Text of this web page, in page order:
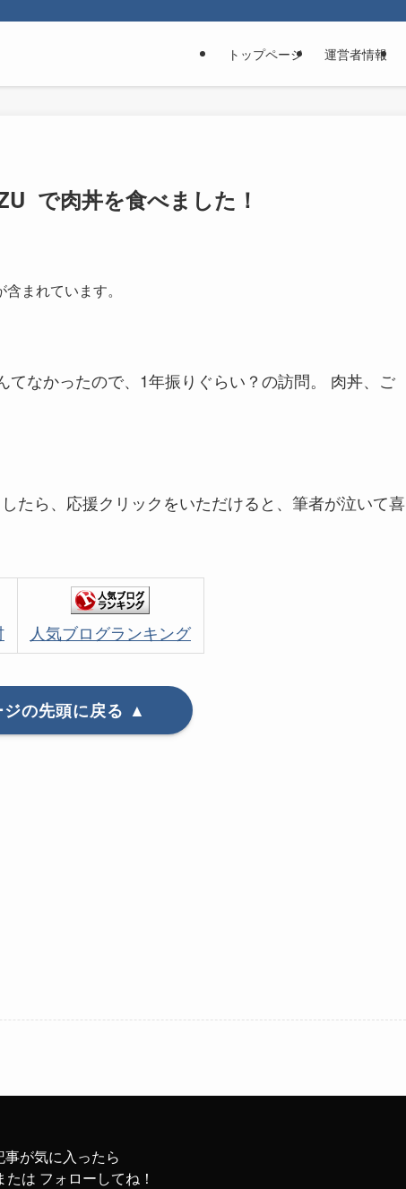
トップページ 運営者情報
で肉丼を食べました！
まれています。
なかったので、1年振りぐらい？の訪問。 肉丼、ご
たら、応援クリックをいただけると、筆者が泣いて喜
人気ブログランキング
ジの先頭に戻る ▲
事が気に入ったら
たは フォローしてね！